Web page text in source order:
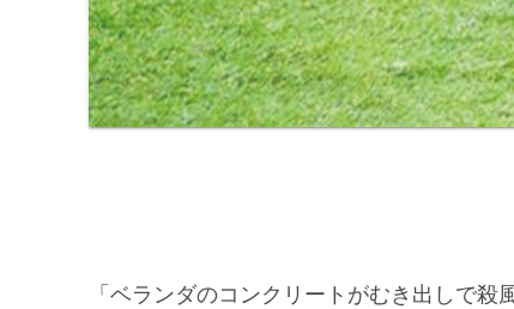
「ベランダのコンクリートがむき出しで